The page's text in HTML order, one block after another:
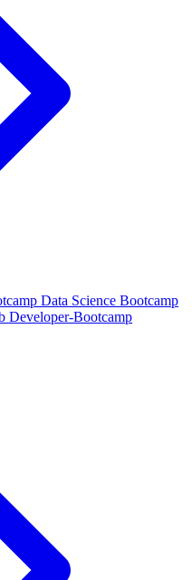
Data Science Bootcamp
Developer-Bootcamp